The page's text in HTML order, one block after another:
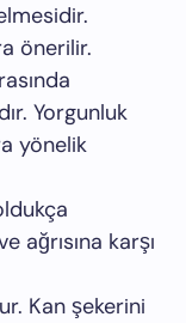
önerilir.
Yorgunluk
yönelik
ağrısına karşı
Kan şekerini